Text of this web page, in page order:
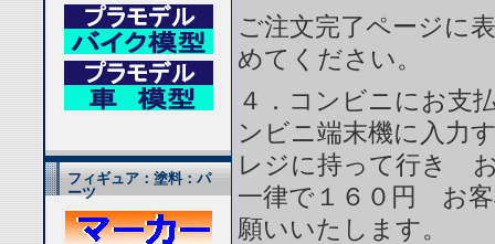
フィギュア：塗料：パ
ーツ
ご注文完了ページに
めてください。
４．コンビニにお支
ンビニ端末機に入
レジに持って行き
一律で１６０円 お
願いいたします。